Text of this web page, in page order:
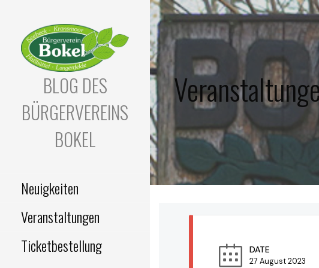
Zum
Inhalt
springen
BLOG DES
BÜRGERVEREINS
BOKEL
Neuigkeiten
Veranstaltungen
Ticketbestellung
DATE
27 August 2023